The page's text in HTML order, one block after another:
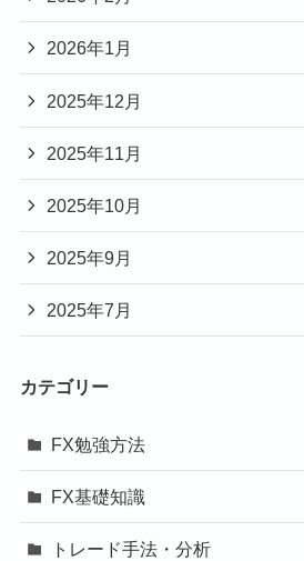
2026年1月
2025年12月
2025年11月
2025年10月
2025年9月
2025年7月
カテゴリー
FX勉強方法
FX基礎知識
トレード手法・分析